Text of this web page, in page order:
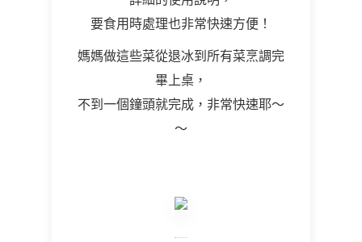
要食用時處理也非常快速方便！
媽媽做這些菜從退冰到所有菜烹調完
畢上桌，
不到一個鐘頭就完成，非常快速耶～
～